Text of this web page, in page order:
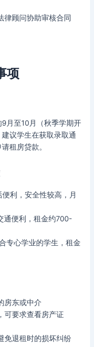
律顾问协助审核合同
项
月至10月（秋季学期开
议学生在获取录取通
租房贷款。
利，安全性较高，月
通便利，租金约700-
专心学业的学生，租金
房东或中介
可要求查看房产证
免退租时的损坏纠纷